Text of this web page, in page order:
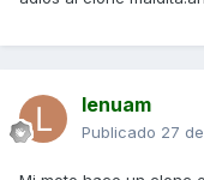
lenuam
Publicado 27